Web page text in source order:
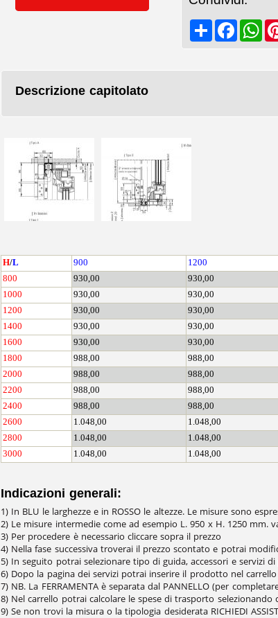
Share Facebook
Descrizione capitolato
H/L 900 1200
800
930,00 930,00
1000
930,00 930,00
1200
930,00 930,00
1400
930,00 930,00
1600
930,00 930,00
1800
988,00 988,00
2000
988,00 988,00
2200
988,00 988,00
2400
988,00 988,00
2600
1.048,00 1.048,00
2800
1.048,00 1.048,00
3000
1.048,00 1.048,00
Indicazioni generali:
1) In BLU le larghezze e in ROSSO le altezze. Le misure sono
2) Le misure intermedie come ad esempio L. 950 x H. 1250 mm.
3) Per procedere è necessario cliccare sopra il prezzo
4) Nella fase successiva troverai il prezzo scontato e potrai
5) In seguito potrai selezionare tipo di guida, accessori e servizi
6) Dopo la pagina dei servizi potrai inserire il prodotto nel carrello
7) NB. La FERRAMENTA è separata dal PANNELLO (per
8) Nel carrello potrai calcolare le spese di trasporto
9) Se non trovi la misura o la tipologia desiderata RICHIEDI